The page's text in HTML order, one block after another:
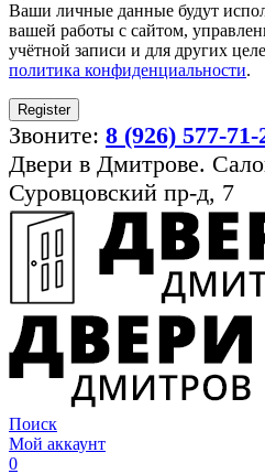
Ваши личные данные будут
вашей работы с сайтом,
учётной записи и для других
политика конфиденциальности.
Register
Звоните: 8 (926) 577-71-
Двери в Дмитрове.
Суровцовский пр-д, 7
Поиск
Мой аккаунт
0